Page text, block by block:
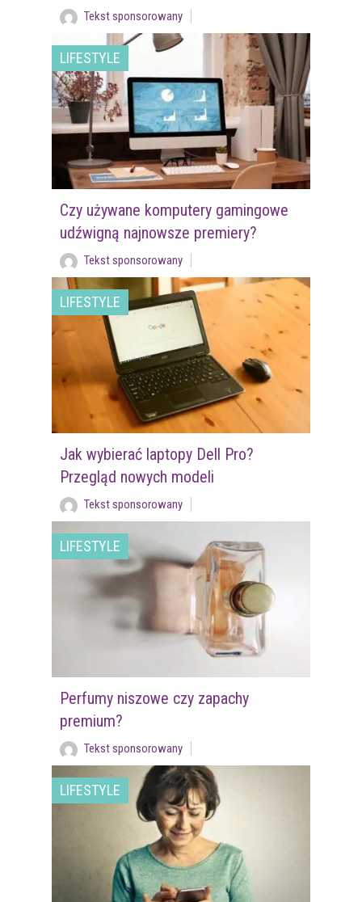
Tekst sponsorowany
LIFESTYLE
Czy używane komputery gamingowe
udźwigną najnowsze premiery?
Tekst sponsorowany
LIFESTYLE
Jak wybierać laptopy Dell Pro?
Przegląd nowych modeli
Tekst sponsorowany
LIFESTYLE
Perfumy niszowe czy zapachy
premium?
Tekst sponsorowany
LIFESTYLE